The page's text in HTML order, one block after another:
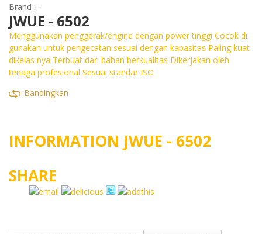
Brand : -
JWUE - 6502
Menggunakan penggerak/engine dengan power tinggi Cocok di
gunakan untuk pengecatan sesuai dengan kapasitas Paling kuat
dikelas nya Terbuat dari bahan berkualitas Dikerjakan oleh
tenaga profesional Sesuai standar ISO
Bandingkan
INFORMATION JWUE - 6502
SHARE